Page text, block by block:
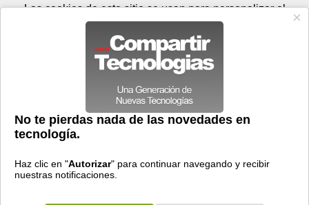
Prensa Videos
> jag dhanji
jag dhanji
1 resultado Ordenar por fecha-Ordenar por pertinencia
Viernes 07 de agosto - 01:26 Registrar Conectar
Las cookies de este sitio se usan para personalizar el
contenido y los anuncios, para ofrecer funciones de medios
sociales y para analizar el tráfico. Además, compartimos
información sobre el uso que haga del sitio web con nuestros
partners de medios sociales, de publicidad y de análisis
web.
OK